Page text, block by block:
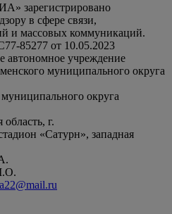
зарегистрировано
в сфере связи,
и массовых коммуникаций.
85277 от 10.05.2023
автономное учреждение
муниципального округа
округа
г.
«Сатурн», западная